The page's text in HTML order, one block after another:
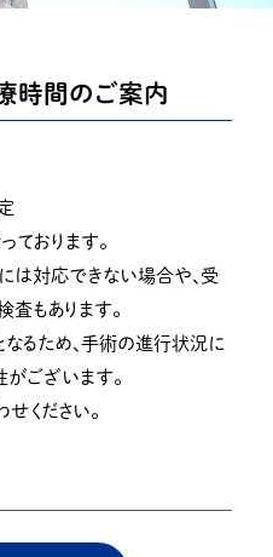
療時間のご案内
ております。
は対応できない場合や、受
もあります。
るため、手術の進行状況に
ございます。
ください。